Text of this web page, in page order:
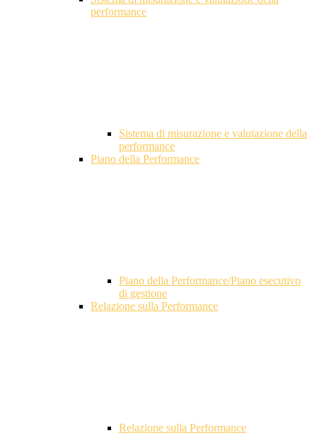
performance
Sistema di misurazione e valutazione della
performance
Piano della Performance
Piano della Performance/Piano esecutivo
di gestione
Relazione sulla Performance
Relazione sulla Performance